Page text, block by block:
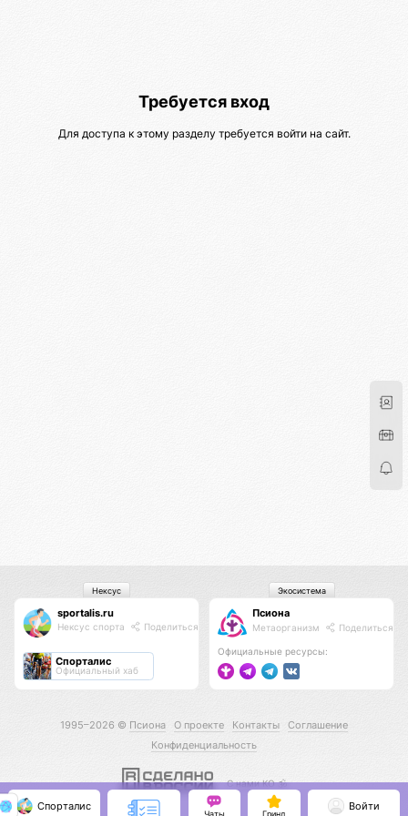
Требуется вход
Для доступа к этому разделу требуется войти на сайт.
sportalis.ru
Нексус спорта Поделиться
Спорталис
Официальный хаб
Нексус
Псиона
Метаорганизм Поделиться
Официальные ресурсы:
Экосистема
1995–2026 © Псиона О проекте Контакты
Соглашение
Конфиденциальность
С нами КО 🕉️
Спорталис
Чаты Гринд
Войти